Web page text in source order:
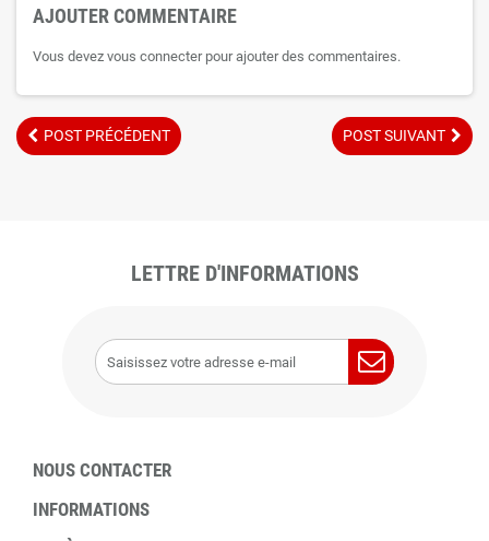
AJOUTER COMMENTAIRE
Vous devez vous connecter pour ajouter des commentaires.
POST PRÉCÉDENT POST SUIVANT
LETTRE D'INFORMATIONS
NOUS CONTACTER
INFORMATIONS